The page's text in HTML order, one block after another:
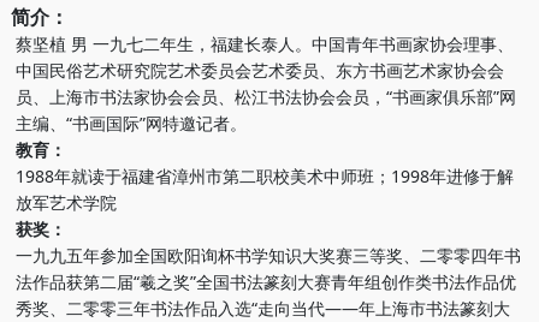
简介：
蔡坚植 男 一九七二年生，福建长泰人。中国青年书画家协会理事、
中国民俗艺术研究院艺术委员会艺术委员、东方书画艺术家协会会
员、上海市书法家协会会员、松江书法协会会员，“书画家俱乐部”网
主编、“书画国际”网特邀记者。
教育：
1988年就读于福建省漳州市第二职校美术中师班；1998年进修于解
放军艺术学院
获奖：
一九九五年参加全国欧阳询杯书学知识大奖赛三等奖、二零零四年书
法作品获第二届“羲之奖”全国书法篆刻大赛青年组创作类书法作品优
秀奖、二零零三年书法作品入选“走向当代——年上海市书法篆刻大